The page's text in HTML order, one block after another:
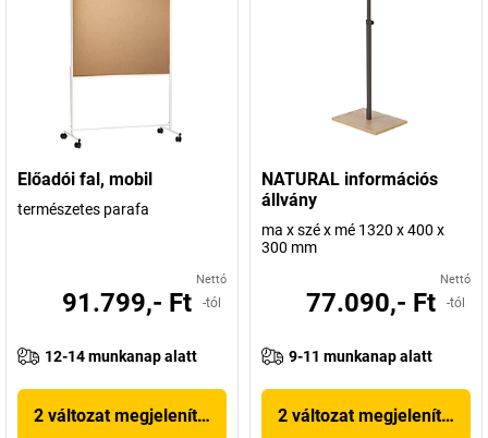
Előadói fal, mobil
természetes parafa
Nettó
91.799,- Ft -tól
12-14 munkanap alatt
2 változat megjelenítése
NATURAL információs
állvány
ma x szé x mé 1320 x 400 x
300 mm
Nettó
77.090,- Ft -tól
9-11 munkanap alatt
2 változat megjelenítése